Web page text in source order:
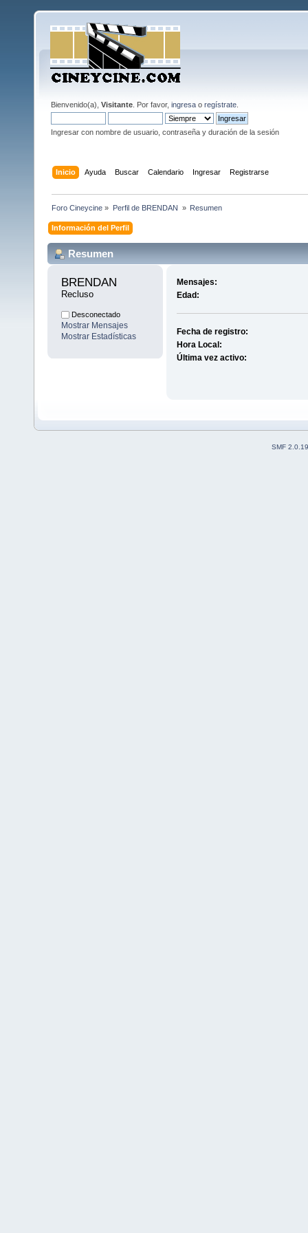
Bienvenido(a), Visitante . Por favor, ingresa o regístrate
Ingresar con nombre de usuario, contraseña y duración de la sesión
Inicio Ayuda Buscar Calendario Ingresar Registrarse
Foro Cineycine » Perfil de BRENDAN » Resumen
Información del Perfil
Resumen
BRENDAN
Recluso
Desconectado
Mostrar Mensajes
Mostrar Estadísticas
Mensajes:
Edad:
Fecha de registro:
Hora Local:
Última vez activo:
SMF 2.0.19